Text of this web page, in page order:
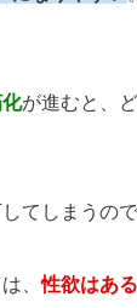
が進むと、
てしまうので
、性欲はあ